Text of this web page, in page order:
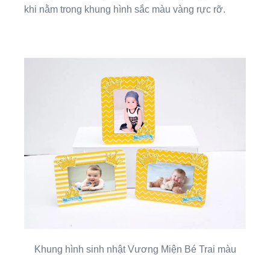
khi nằm trong khung hình sắc màu vàng rực rỡ.
Khung hình sinh nhật Vương Miện Bé Trai màu